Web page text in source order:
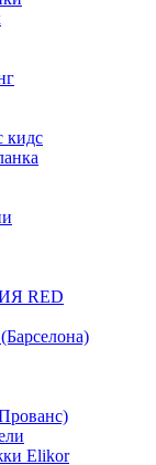
кидс
RED
Elikor